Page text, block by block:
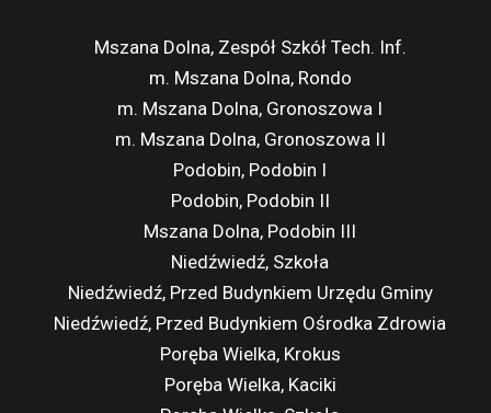
Mszana Dolna, Zespół Szkół Tech. Inf.
m. Mszana Dolna, Rondo
m. Mszana Dolna, Gronoszowa I
m. Mszana Dolna, Gronoszowa II
Podobin, Podobin I
Podobin, Podobin II
Mszana Dolna, Podobin III
Niedźwiedź, Szkoła
Niedźwiedź, Przed Budynkiem Urzędu Gminy
Niedźwiedź, Przed Budynkiem Ośrodka Zdrowia
Poręba Wielka, Krokus
Poręba Wielka, Kaciki